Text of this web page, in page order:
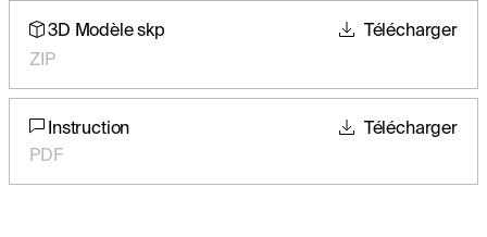
3D Modèle skp
ZIP
Télécharger
Instruction
PDF
Télécharger